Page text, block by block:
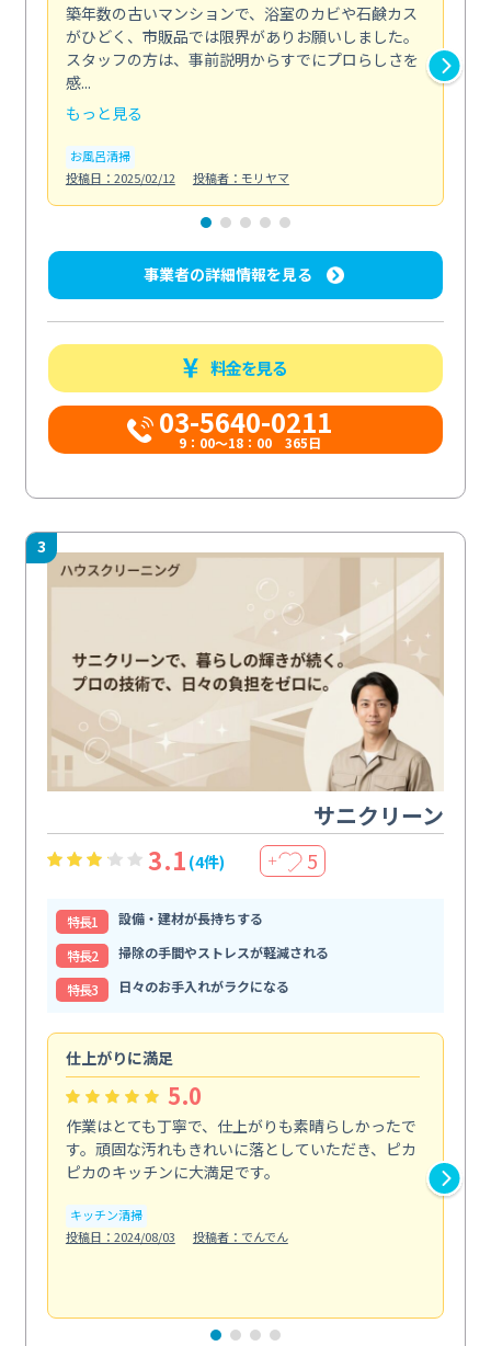
築年数の古いマンションで、浴室のカビや石鹸カス
がひどく、市販品では限界がありお願いしました。
スタッフの方は、事前説明からすでにプロらしさを
感...
もっと見る
お風呂清掃
投稿日：2025/02/12
投稿者：モリヤマ
事業者の詳細情報を見る
料金を見る
03-5640-0211
9：00～18：00 365日
3
サニクリーン
3.1 (4件) ＋ 5
特⻑1
設備・建材が長持ちする
特⻑2
掃除の手間やストレスが軽減される
特⻑3
日々のお手入れがラクになる
仕上がりに満足
5.0
作業はとても丁寧で、仕上がりも素晴らしかったで
す。頑固な汚れもきれいに落としていただき、ピカ
ピカのキッチンに大満足です。
キッチン清掃
投稿日：2024/08/03
投稿者：でんでん